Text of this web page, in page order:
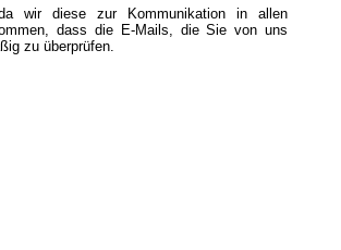
wir diese zur Kommunikation in allen
dass die E-Mails, die Sie von uns
zu überprüfen.